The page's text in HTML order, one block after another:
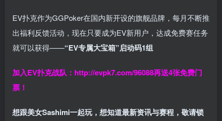
EV扑克作为GGPoker在国内新开设的旗舰品牌，每月不断推
出福利反馈活动，现在只要成为EV新用户，达成免费赛任务
就可以获得——“EV专属大宝箱”启动码1组
加入EV扑克战队： http://evpk7.com/96088再送4张免费门
票！
想跟美女Sashimi一起玩， 想知道最新资讯与赛程， 敬请锁